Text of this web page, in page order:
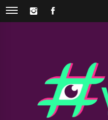
Skip
INSTAGRAM